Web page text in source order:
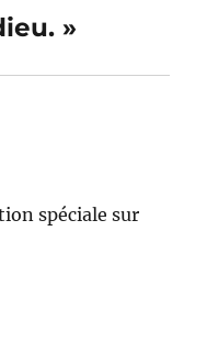
»
spéciale sur